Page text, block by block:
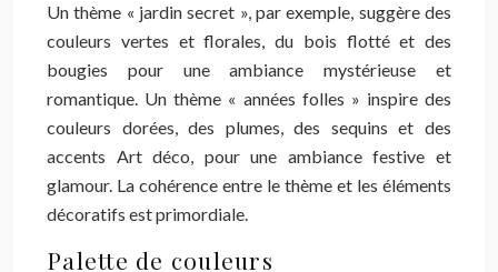
Un thème « jardin secret », par exemple, suggère des
couleurs vertes et florales, du bois flotté et des
bougies pour une ambiance mystérieuse et
romantique. Un thème « années folles » inspire des
couleurs dorées, des plumes, des sequins et des
accents Art déco, pour une ambiance festive et
glamour. La cohérence entre le thème et les éléments
décoratifs est primordiale.
Palette de couleurs